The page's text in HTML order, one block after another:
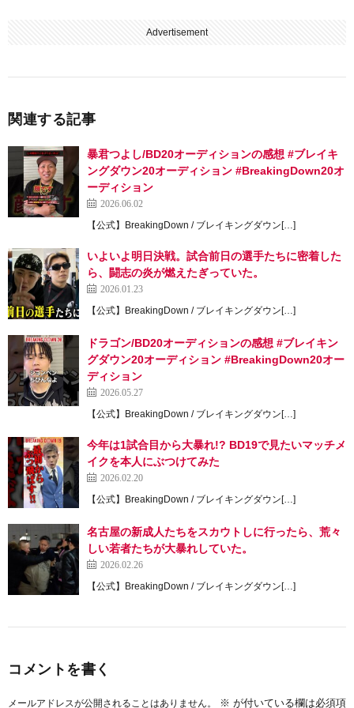
Advertisement
関連する記事
暴君つよし/BD20オーディションの感想 #ブレイキ
ングダウン20オーディション #BreakingDown20オ
ーディション
2026.06.02
【公式】BreakingDown / ブレイキングダウン[…]
いよいよ明日決戦。試合前日の選手たちに密着した
ら、闘志の炎が燃えたぎっていた。
2026.01.23
【公式】BreakingDown / ブレイキングダウン[…]
ドラゴン/BD20オーディションの感想 #ブレイキン
グダウン20オーディション #BreakingDown20オー
ディション
2026.05.27
【公式】BreakingDown / ブレイキングダウン[…]
今年は1試合目から大暴れ!? BD19で見たいマッチメ
イクを本人にぶつけてみた
2026.02.20
【公式】BreakingDown / ブレイキングダウン[…]
名古屋の新成人たちをスカウトしに行ったら、荒々
しい若者たちが大暴れしていた。
2026.02.26
【公式】BreakingDown / ブレイキングダウン[…]
コメントを書く
メールアドレスが公開されることはありません。 ※ が付いている欄は必須項